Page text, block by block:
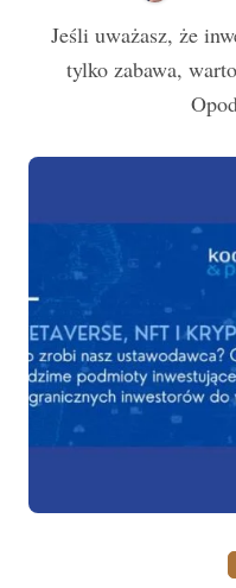
Jeśli uważasz, że inwestowanie w kryptowaluty to
tylko zabawa,